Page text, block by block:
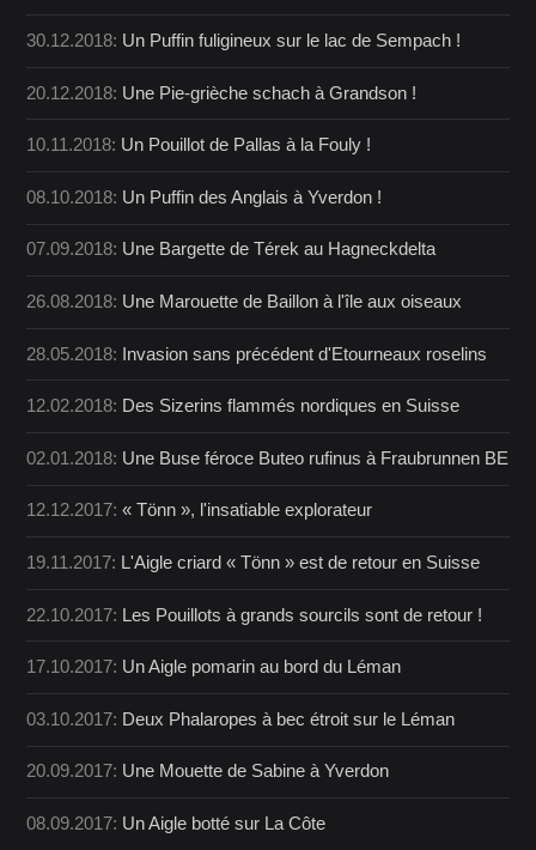
30.12.2018: Un Puffin fuligineux sur le lac de Sempach !
20.12.2018: Une Pie-grièche schach à Grandson !
10.11.2018: Un Pouillot de Pallas à la Fouly !
08.10.2018: Un Puffin des Anglais à Yverdon !
07.09.2018: Une Bargette de Térek au Hagneckdelta
26.08.2018: Une Marouette de Baillon à l'île aux oiseaux
28.05.2018: Invasion sans précédent d'Etourneaux roselins
12.02.2018: Des Sizerins flammés nordiques en Suisse
02.01.2018: Une Buse féroce Buteo rufinus à Fraubrunnen BE
12.12.2017:« Tönn », l'insatiable explorateur
19.11.2017: L'Aigle criard « Tönn » est de retour en Suisse
22.10.2017: Les Pouillots à grands sourcils sont de retour !
17.10.2017: Un Aigle pomarin au bord du Léman
03.10.2017: Deux Phalaropes à bec étroit sur le Léman
20.09.2017: Une Mouette de Sabine à Yverdon
08.09.2017: Un Aigle botté sur La Côte